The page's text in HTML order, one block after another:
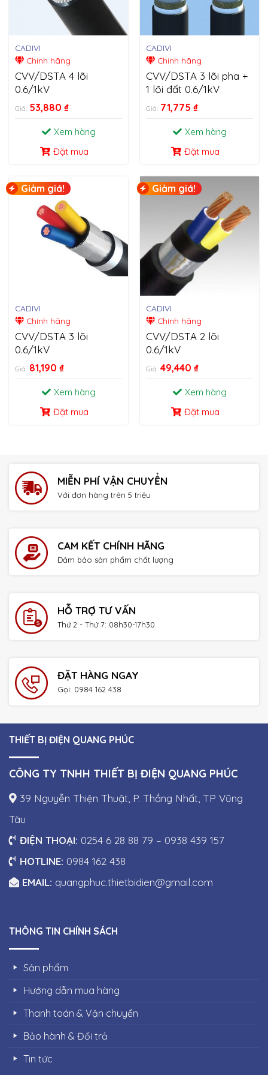
CADIVI
Chính hãng
CVV/DSTA 4 lõi
0.6/1kV
Giá: 53,880 ₫
Xem hàng
Đặt mua
CADIVI
Chính hãng
CVV/DSTA 3 lõi pha +
1 lõi đất 0.6/1kV
Giá: 71,775 ₫
Xem hàng
Đặt mua
Giảm giá!
CADIVI
Chính hãng
CVV/DSTA 3 lõi
0.6/1kV
Giá: 81,190 ₫
Xem hàng
Đặt mua
Giảm giá!
CADIVI
Chính hãng
CVV/DSTA 2 lõi
0.6/1kV
Giá: 49,440 ₫
Xem hàng
Đặt mua
MIỄN PHÍ VẬN CHUYỂN
Với đơn hàng trên 5 triệu
CAM KẾT CHÍNH HÃNG
Đảm bảo sản phẩm chất lượng
HỖ TRỢ TƯ VẤN
Thứ 2 - Thứ 7: 08h30-17h30
ĐẶT HÀNG NGAY
Gọi: 0984 162 438
THIẾT BỊ ĐIỆN QUANG PHÚC
CÔNG TY TNHH THIẾT BỊ ĐIỆN QUANG PHÚC
39 Nguyễn Thiện Thuật, P. Thắng Nhất, TP Vũng
Tàu
ĐIỆN THOẠI: 0254 6 28 88 79 – 0938 439 157
HOTLINE: 0984 162 438
EMAIL: quangphuc.thietbidien@gmail.com
THÔNG TIN CHÍNH SÁCH
Sản phẩm
Hướng dẫn mua hàng
Thanh toán & Vận chuyển
Bảo hành & Đổi trả
Tin tức